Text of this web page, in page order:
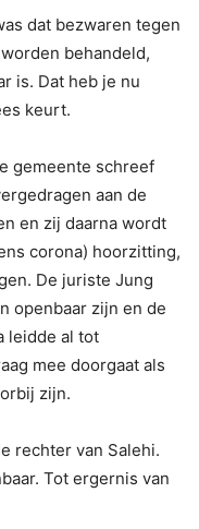
dat bezwaren tegen
behandeld,
is. Dat heb je nu
keurt.
gemeente schreef
aan de
en zij daarna wordt
corona) hoorzitting,
De juriste Jung
openbaar zijn en de
leidde al tot
mee doorgaat als
zijn.
rechter van Salehi.
Tot ergernis van